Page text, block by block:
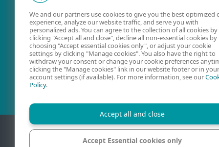
Kasutusjuhendid ESETi foorum
We and our partners use cookies to give you the best optimized
experience, analyze our website traffic, and serve you with
personalized ads. You can agree to the collection of all cookies by
clicking "Accept all and close", decline all non-essential cookies by
choosing "Accept essential cookies only", or adjust your cookie
settings by clicking "Manage cookies". You also have the right to
withdraw your consent or change your cookie preferences
clicking the "Manage cookies" link in our website footer or in your
account settings (if available). For more information, see our
Policy.
Accept all and close
Accept Essential cookies only